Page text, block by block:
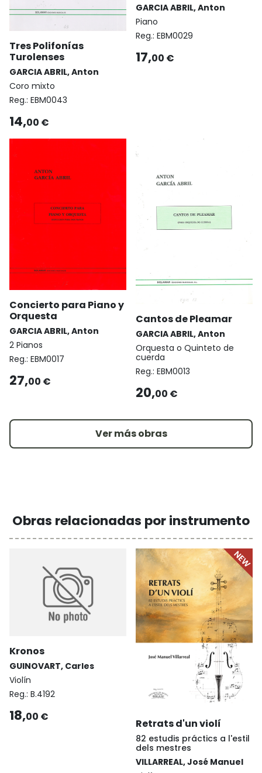
Tres Polifonías
Turolenses
GARCIA ABRIL, Anton
Coro mixto
Reg.: EBM0043
14,00 €
GARCIA ABRIL, Anton
Piano
Reg.: EBM0029
17,00 €
Concierto para Piano y
Orquesta
GARCIA ABRIL, Anton
2 Pianos
Reg.: EBM0017
27,00 €
Cantos de Pleamar
GARCIA ABRIL, Anton
Orquesta o Quinteto de
cuerda
Reg.: EBM0013
20,00 €
Ver más obras
Obras relacionadas por instrumento
Kronos
GUINOVART, Carles
Violín
Reg.: B.4192
18,00 €
Retrats d'un violí
82 estudis práctics a l'estil
dels mestres
VILLARREAL, José Manuel